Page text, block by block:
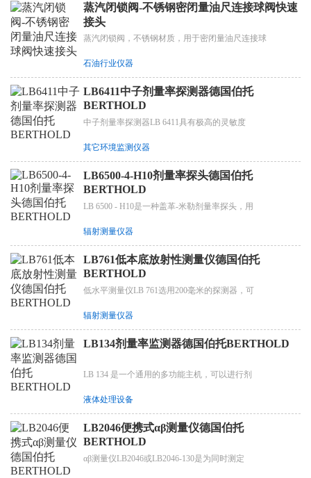
蒸汽闭锁阀-不锈钢密闭量油尺连接球阀快速
接头
蒸汽闭锁阀，不锈钢材质，用于密闭量油尺连接球
石油行业仪器
LB6411中子剂量率探测器德国伯托
BERTHOLD
中子剂量率探测器LB 6411具有极高的灵敏度
其它环境监测仪器
LB6500-4-H10剂量率探头德国伯托
BERTHOLD
LB 6500 - H10是一种盖革-米勒剂量率探头，用
辐射测量仪器
LB761低本底放射性测量仪德国伯托
BERTHOLD
低水平测量仪LB 761选用200毫米的探测器，可
辐射测量仪器
LB134剂量率监测器德国伯托BERTHOLD
LB 134 是一个通用的多功能主机，可以进行剂
液体处理设备
LB2046便携式αβ测量仪德国伯托
BERTHOLD
αβ测量仪LB2046或LB2046-130是为同时测定